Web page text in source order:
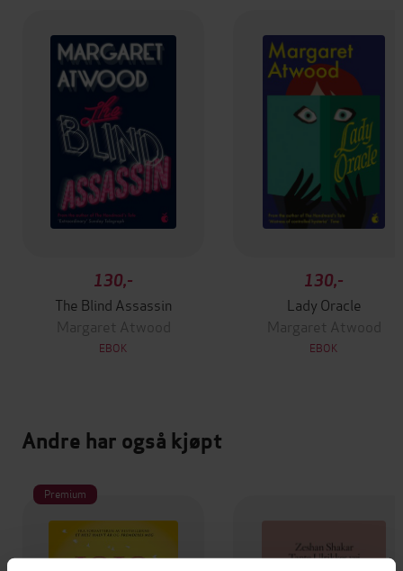
130,-
The Blind Assassin
Margaret Atwood
EBOK
130,-
Lady Oracle
Margaret Atwood
EBOK
Andre har også kjøpt
Premium